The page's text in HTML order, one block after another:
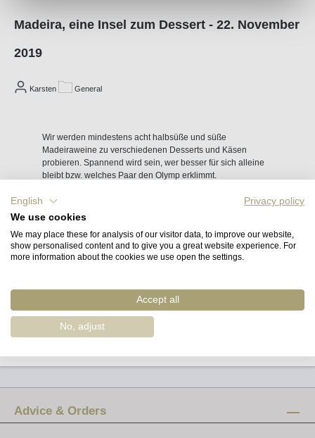
Madeira, eine Insel zum Dessert - 22. November
2019
Karsten General
Wir werden mindestens acht halbsüße und süße
Madeiraweine zu verschiedenen Desserts und Käsen
probieren. Spannend wird sein, wer besser für sich alleine
bleibt bzw. welches Paar den Olymp erklimmt.
Freitag, 22. November 2019 - 20 Uhr (Dauer ca. 2,5 h)
Weingalerie - Weine aus PORTugal, Pestalozzistr. 55,
Tickets für 45 € sind ab sofort über den unten stehenden
Link oder in der Weingalerie erhältlich
Advice & Orders
English
Privacy policy
We use cookies
We may place these for analysis of our visitor data, to improve our website,
show personalised content and to give you a great website experience. For
more information about the cookies we use open the settings.
Accept all
No, adjust